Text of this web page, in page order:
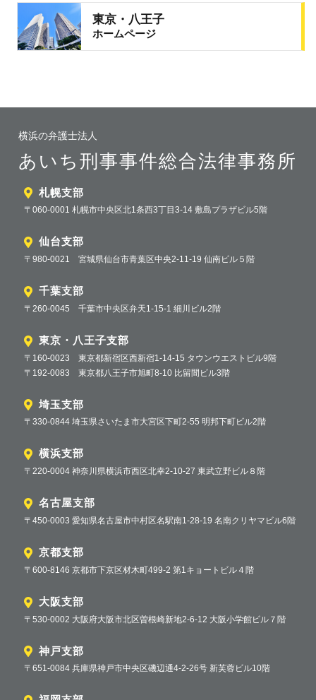
東京・八王子
ホームページ
横浜の弁護士法人
あいち刑事事件総合法律事務所
札幌支部
〒060-0001 札幌市中央区北1条西3丁目3-14 敷島プラザビル5階
仙台支部
〒980-0021 宮城県仙台市青葉区中央2-11-19 仙南ビル５階
千葉支部
〒260-0045 千葉市中央区弁天1-15-1 細川ビル2階
東京・八王子支部
〒160-0023 東京都新宿区西新宿1-14-15 タウンウエストビル9階
〒192-0083 東京都八王子市旭町8-10 比留間ビル3階
埼玉支部
〒330-0844 埼玉県さいたま市大宮区下町2-55 明邦下町ビル2階
横浜支部
〒220-0004 神奈川県横浜市西区北幸2-10-27 東武立野ビル８階
名古屋支部
〒450-0003 愛知県名古屋市中村区名駅南1-28-19 名南クリヤマビル6階
京都支部
〒600-8146 京都市下京区材木町499-2 第1キョートビル４階
大阪支部
〒530-0002 大阪府大阪市北区曽根崎新地2-6-12 大阪小学館ビル７階
神戸支部
〒651-0084 兵庫県神戸市中央区磯辺通4-2-26号 新芙蓉ビル10階